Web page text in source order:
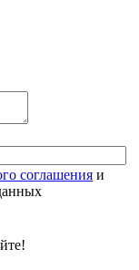
соглашения и